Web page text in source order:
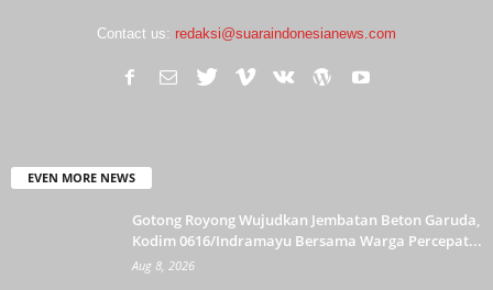
Contact us: redaksi@suaraindonesianews.com
EVEN MORE NEWS
Gotong Royong Wujudkan Jembatan Beton Garuda,
Kodim 0616/Indramayu Bersama Warga Percepat...
Aug 8, 2026